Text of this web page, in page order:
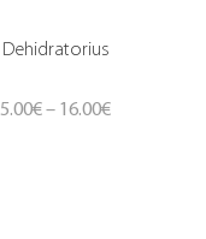
Dehidratorius
5.00€ – 16.00€Price